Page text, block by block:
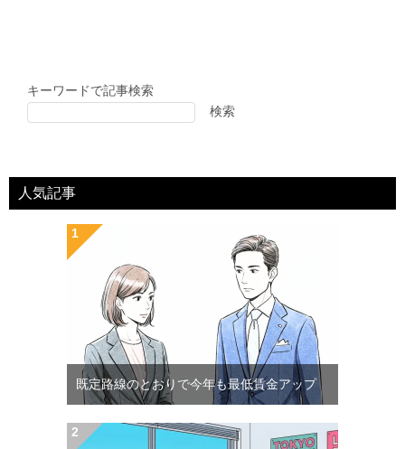
キーワードで記事検索
検索
人気記事
既定路線のとおりで今年も最低賃金アップ